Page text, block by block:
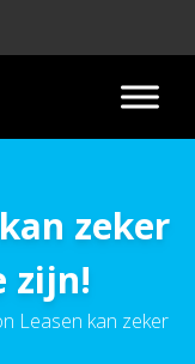
zeker
zijn!
Leasen kan zeker